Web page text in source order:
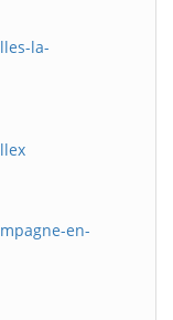
la-
en-